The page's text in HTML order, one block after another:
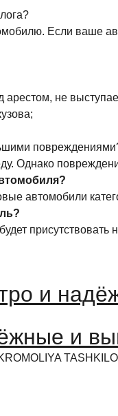
Если ваше
арестом, не
Однако
автомобили
присутствовать
и
и